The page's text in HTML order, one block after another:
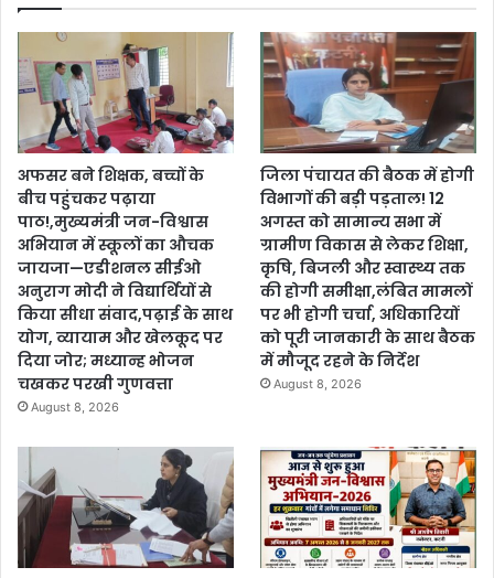
अफसर बने शिक्षक, बच्चों के
बीच पहुंचकर पढ़ाया
पाठ!,मुख्यमंत्री जन-विश्वास
अभियान में स्कूलों का औचक
जायजा—एडीशनल सीईओ
अनुराग मोदी ने विद्यार्थियों से
किया सीधा संवाद,पढ़ाई के साथ
योग, व्यायाम और खेलकूद पर
दिया जोर; मध्यान्ह भोजन
चखकर परखी गुणवत्ता
August 8, 2026
जिला पंचायत की बैठक में होगी
विभागों की बड़ी पड़ताल! 12
अगस्त को सामान्य सभा में
ग्रामीण विकास से लेकर शिक्षा,
कृषि, बिजली और स्वास्थ्य तक
की होगी समीक्षा,लंबित मामलों
पर भी होगी चर्चा, अधिकारियों
को पूरी जानकारी के साथ बैठक
में मौजूद रहने के निर्देश
August 8, 2026